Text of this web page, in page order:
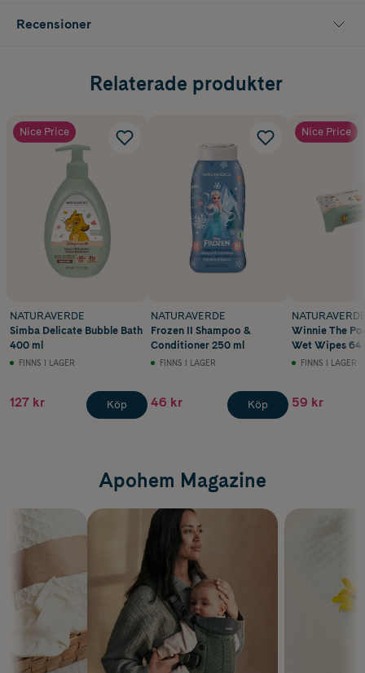
Recensioner
Relaterade produkter
Nice Price
NATURAVERDE
Simba Delicate Bubble Bath
400 ml
FINNS I LAGER
127 kr Köp
NATURAVERDE
Frozen II Shampoo &
Conditioner 250 ml
FINNS I LAGER
46 kr Köp
Nice Price
Winnie The
Wet Wipes 64
FINNS I LAGER
59 kr
Apohem Magazine